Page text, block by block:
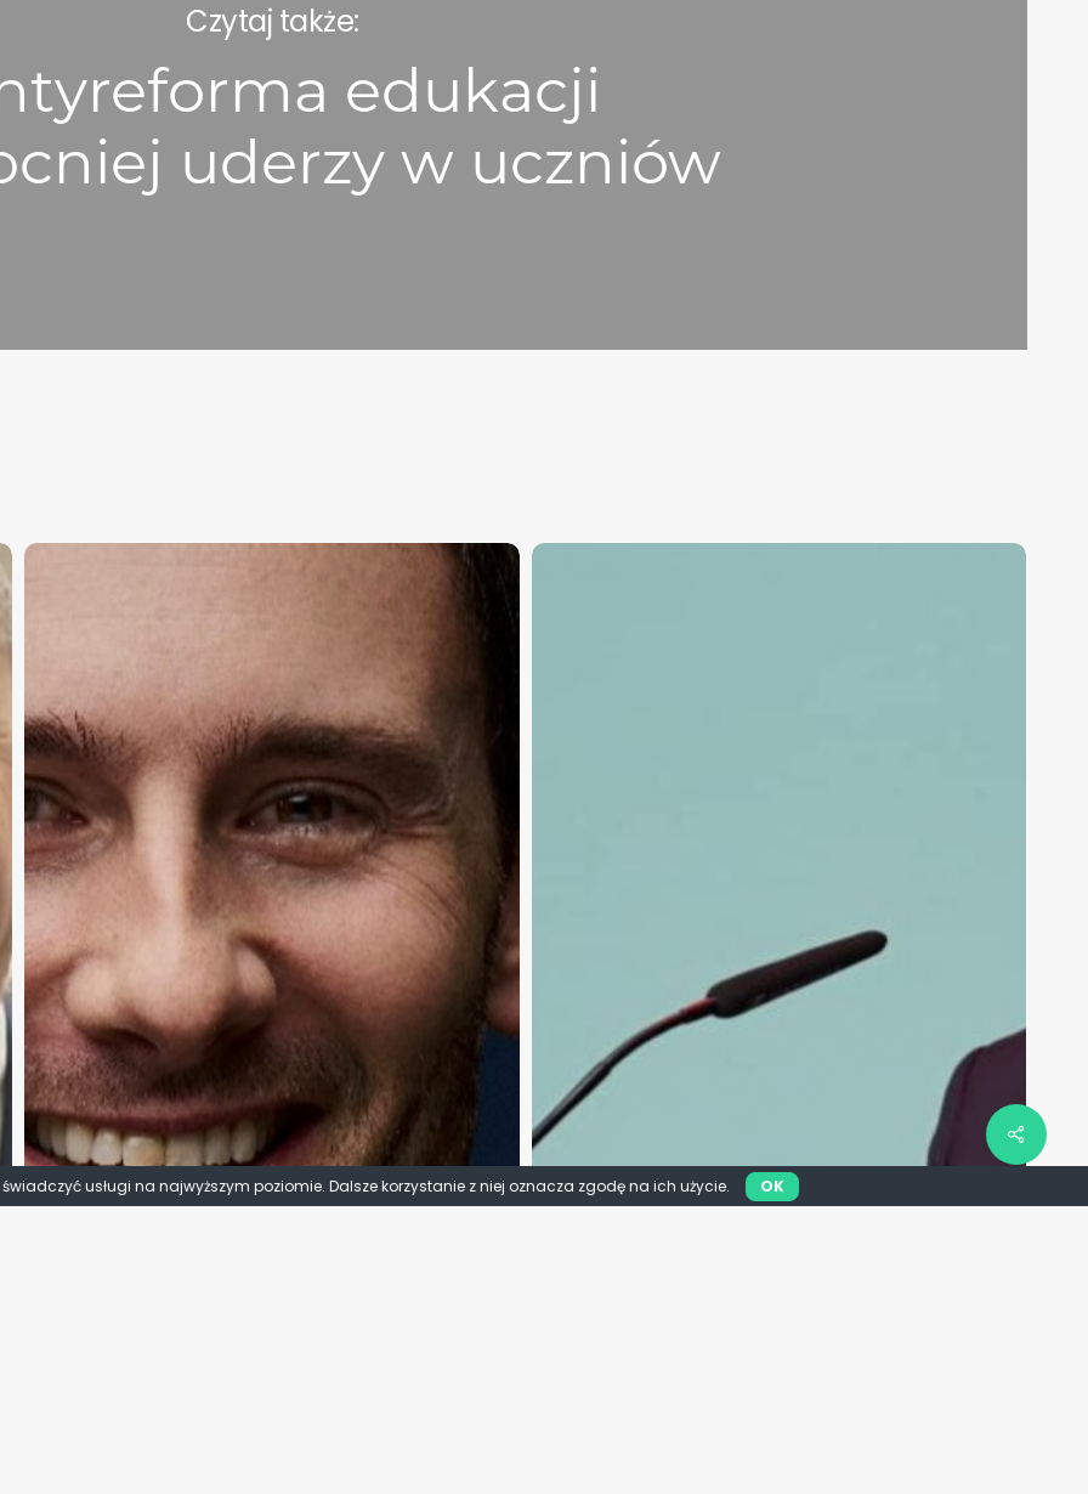
Czytaj także:
edukacji
uderzy w uczniów
usługi na najwyższym poziomie. Dalsze korzystanie z niej oznacza zgodę na ich użycie. OK